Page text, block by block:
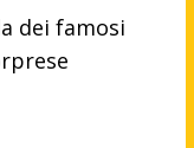
dei famosi